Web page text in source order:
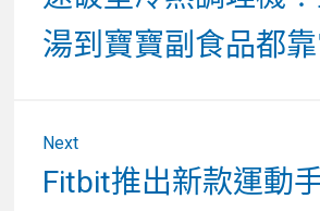
湯到寶寶副食品都靠
Next
Next
post:
Fitbit推出新款運動